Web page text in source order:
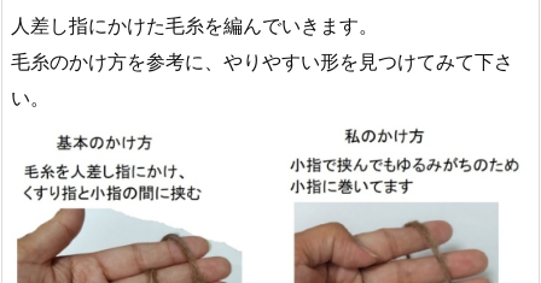
人差し指にかけた毛糸を編んでいきます。
毛糸のかけ方を参考に、やりやすい形を見つけてみて下さ
い。